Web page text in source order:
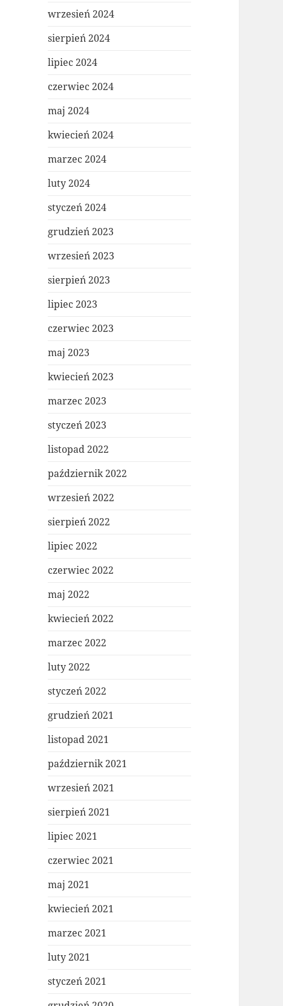
wrzesień 2024
sierpień 2024
lipiec 2024
czerwiec 2024
maj 2024
kwiecień 2024
marzec 2024
luty 2024
styczeń 2024
grudzień 2023
wrzesień 2023
sierpień 2023
lipiec 2023
czerwiec 2023
maj 2023
kwiecień 2023
marzec 2023
styczeń 2023
listopad 2022
październik 2022
wrzesień 2022
sierpień 2022
lipiec 2022
czerwiec 2022
maj 2022
kwiecień 2022
marzec 2022
luty 2022
styczeń 2022
grudzień 2021
listopad 2021
październik 2021
wrzesień 2021
sierpień 2021
lipiec 2021
czerwiec 2021
maj 2021
kwiecień 2021
marzec 2021
luty 2021
styczeń 2021